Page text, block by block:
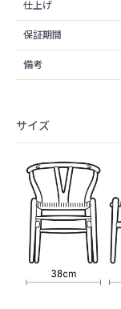
仕上げ
保証期間
備考
サイズ